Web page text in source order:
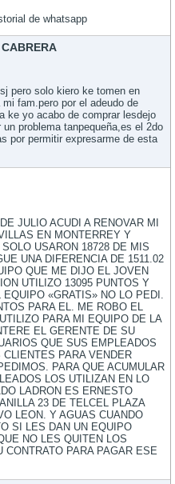
de whatsapp
pero solo kiero ke tomen en
fam.pero por el adeudo de
ke yo acabo de comprar lesdejo
problema tanpequeña,es el 2do
por permitir expresarme de esta
JULIO ACUDI A RENOVAR MI
EN MONTERREY Y
USARON 18728 DE MIS
UNA DIFERENCIA DE 1511.02
QUE ME DIJO EL JOVEN
UTILIZO 13095 PUNTOS Y
«GRATIS» NO LO PEDI.
PARA EL. ME ROBO EL
PARA MI EQUIPO DE LA
EL GERENTE DE SU
QUE SUS EMPLEADOS
PARA VENDER
PARA QUE ACUMULAR
LOS UTILIZAN EN LO
LADRON ES ERNESTO
23 DE TELCEL PLAZA
LEON. Y AGUAS CUANDO
SI LES DAN UN EQUIPO
NO LES QUITEN LOS
CONTRATO PARA PAGAR ESE